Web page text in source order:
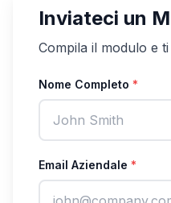
Inviateci un
Compila il modulo e
Nome Completo *
Email Aziendale *